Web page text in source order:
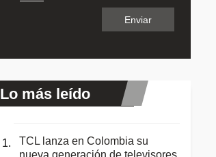
Lo más leído
TCL lanza en Colombia su
nueva generación de televisores